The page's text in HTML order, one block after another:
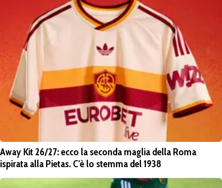
Away Kit 26/27: ecco la seconda maglia della Roma
ispirata alla Pietas. C'è lo stemma del 1938